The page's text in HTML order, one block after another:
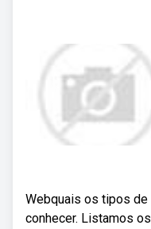
Webquais os tipos de
conhecer. Listamos